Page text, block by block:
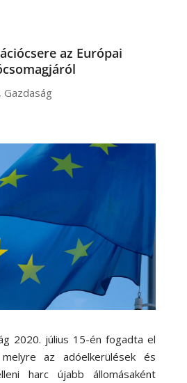
az Európai
Gazdaság
2020. július 15-én fogadta el
az adóelkerülések és
harc újabb állomásaként